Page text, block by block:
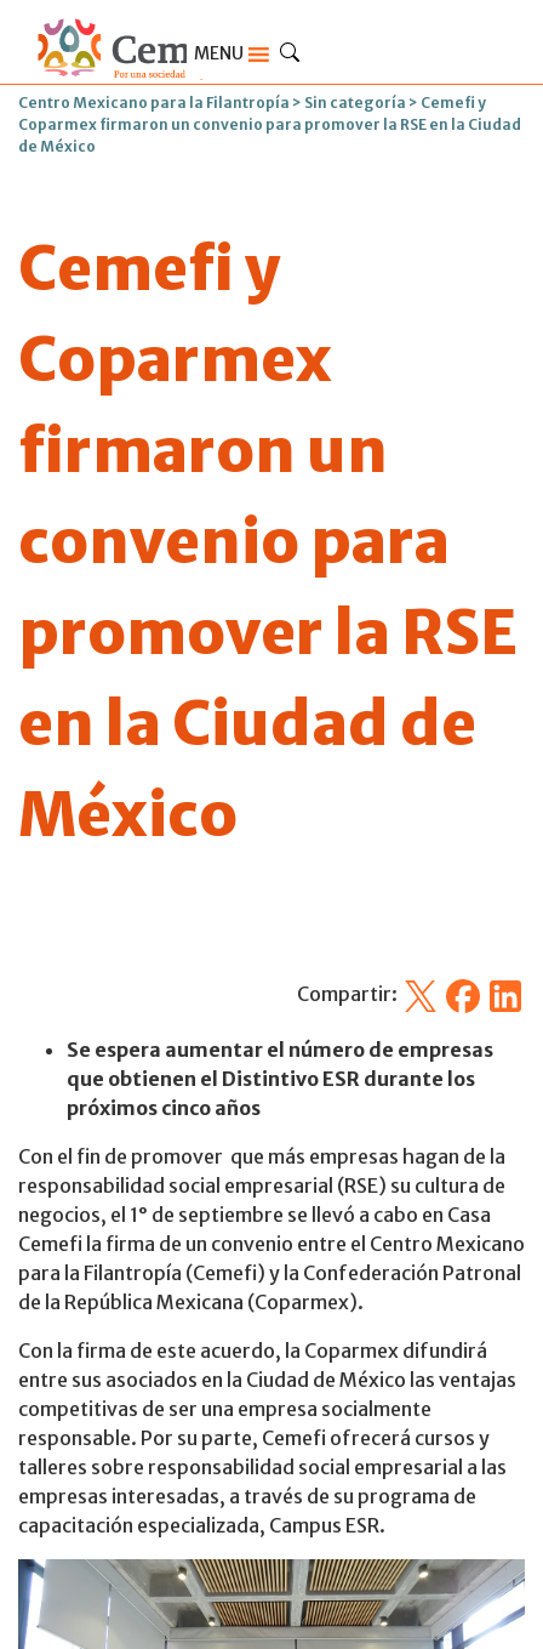
MENU
Centro Mexicano para la Filantropía > Sin categoría > Cemefi y
Coparmex firmaron un convenio para promover la RSE en la Ciudad
de México
Cemefi y
Coparmex
firmaron un
convenio para
promover la RSE
en la Ciudad de
México
Compartir: X Facebook
Se espera aumentar el número de empresas
que obtienen el Distintivo ESR durante los
próximos cinco años
Con el fin de promover que más empresas hagan de la
responsabilidad social empresarial (RSE) su cultura de
negocios, el 1° de septiembre se llevó a cabo en Casa
Cemefi la firma de un convenio entre el Centro Mexicano
para la Filantropía (Cemefi) y la Confederación Patronal
de la República Mexicana (Coparmex).
Con la firma de este acuerdo, la Coparmex difundirá
entre sus asociados en la Ciudad de México las ventajas
competitivas de ser una empresa socialmente
responsable. Por su parte, Cemefi ofrecerá cursos y
talleres sobre responsabilidad social empresarial a las
empresas interesadas, a través de su programa de
capacitación especializada, Campus ESR.